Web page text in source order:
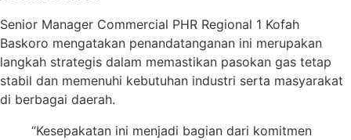
Senior Manager Commercial PHR Regional 1 Kofah
Baskoro mengatakan penandatanganan ini merupakan
langkah strategis dalam memastikan pasokan gas tetap
stabil dan memenuhi kebutuhan industri serta masyarakat
di berbagai daerah.
“Kesepakatan ini menjadi bagian dari komitmen